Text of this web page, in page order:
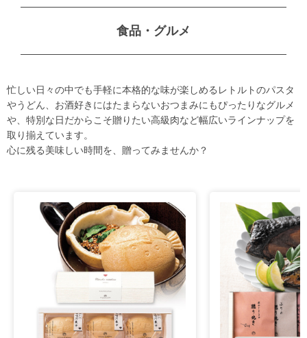
食品・グルメ
忙しい日々の中でも手軽に本格的な味が楽しめるレトルトのパスタ
やうどん、お酒好きにはたまらないおつまみにもぴったりなグルメ
や、特別な日だからこそ贈りたい高級肉など幅広いラインナップを
取り揃えています。
心に残る美味しい時間を、贈ってみませんか？